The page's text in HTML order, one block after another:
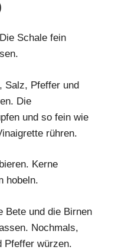
Schale fein
Salz, Pfeffer und
Die
und so fein wie
rühren.
Kerne
hobeln.
Bete und die Birnen
Nochmals,
Pfeffer würzen.